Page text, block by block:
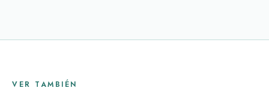
VER TAMBIÉN